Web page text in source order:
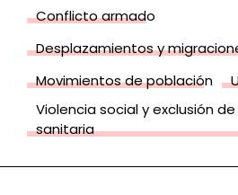
Conflicto armado
Desplazamientos y
Movimientos de población
Violencia social y exclusión
sanitaria